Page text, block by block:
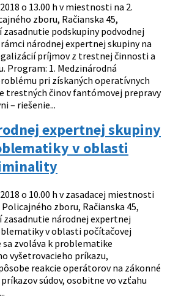
2018 o 13.00 h v miestnosti na 2.
zboru, Račianska 45,
podskupiny podvodnej
národnej expertnej skupiny na
príjmov z trestnej činnosti a
Program: 1. Medzinárodná
pri získaných operatívnych
trestných činov fantómovej prepravy
– riešenie...
expertnej skupiny
v oblasti
2018 o 10.00 h v zasadacej miestnosti
zboru, Račianska 45,
zasadnutie národnej expertnej
v oblasti počítačovej
zvoláva k problematike
vyšetrovacieho príkazu,
reakcie operátorov na zákonné
súdov, osobitne vo vzťahu